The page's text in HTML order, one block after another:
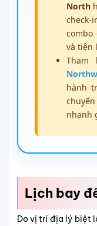
North
và tiện
Tham
hành
nhanh
Lịch bay
Do vị trí địa lý biệt